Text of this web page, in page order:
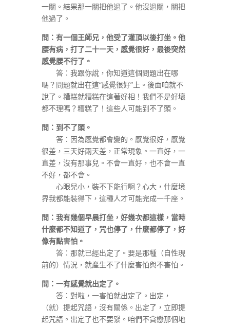
一關。結果那一關把他過了。他沒過關，關把
他過了。
問：有一個王師兄，他受了灌頂以後打坐。他
腰有病，打了二十一天，感覺很好，最後突然
感覺腰不行了。
答：我跟你說，你知道這個問題出在哪
嗎？問題就出在這“感覺很好”上。後面咱就不
說了。糟糕就糟糕在這著好相！我們不是好壞
都不理嗎？糟糕了！這些人可能到不了頭。
問：到不了頭。
答：因為感覺都會變的。感覺很好，感覺
很差，三天好兩天差，正常現象。一直好，一
直差，沒有那事兒。不會一直好，也不會一直
不好，都不會。
心眼兒小，裝不下能行啊？心大，什麼境
界我都能裝得下，這種人才可能完成一千座。
問：我有幾個早晨打坐，好幾次都這樣，當時
什麼都不知道了，咒也停了，什麼都停了，好
像有點害怕。
答：那就已經出定了。要是那種（自性現
前的）情況，就產生不了什麼害怕與不害怕。
問：一有感覺就出定了。
答：對啦，一害怕就出定了。出定，
（就）提起咒語，沒有關係。出定了，立即提
起咒語。出定了也不要緊。咱們不貪戀那個地